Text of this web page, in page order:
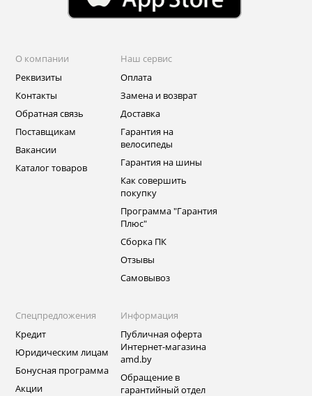
О компании
Реквизиты
Контакты
Обратная связь
Поставщикам
Вакансии
Каталог товаров
Наш сервис
Оплата
Замена и возврат
Доставка
Гарантия на
велосипеды
Гарантия на шины
Как совершить
покупку
Программа "Гарантия
Плюс"
Сборка ПК
Отзывы
Самовывоз
Спецпредложения
Кредит
Юридическим лицам
Бонусная программа
Акции
Информация
Публичная оферта
Интернет-магазина
amd.by
Обращение в
гарантийный отдел